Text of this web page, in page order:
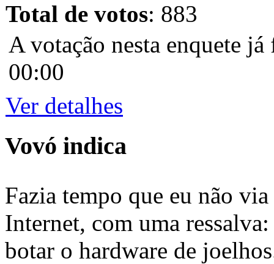
Total de votos: 883
A votação nesta enquete
00:00
Ver detalhes
Vovó indica
Fazia tempo que eu não
Internet, com uma
botar o hardware de